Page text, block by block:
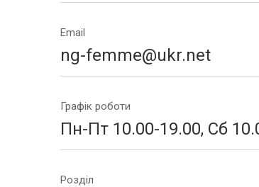
Email
ng-femme@ukr.net
Графік роботи
Пн-Пт 10.00-19.00, Сб
Розділ